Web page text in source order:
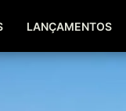
LANÇAMENTOS